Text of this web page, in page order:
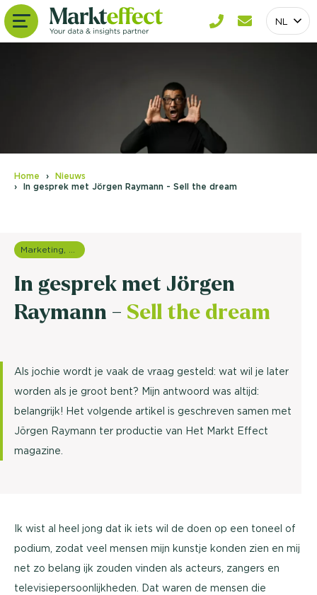
NL
Home
Nieuws
In gesprek met Jörgen Raymann - Sell the dream
Marketing, media & PR
In gesprek met Jörgen
Raymann - Sell the dream
Als jochie wordt je vaak de vraag gesteld: wat wil je later
worden als je groot bent? Mijn antwoord was altijd:
belangrijk! Het volgende artikel is geschreven samen met
Jörgen Raymann ter productie van Het Markt Effect
magazine.
Ik wist al heel jong dat ik iets wil de doen op een toneel of
podium, zodat veel mensen mijn kunstje konden zien en mij
net zo belang ijk zouden vinden als acteurs, zangers en
televisiepersoonlijkheden. Dat waren de mensen die